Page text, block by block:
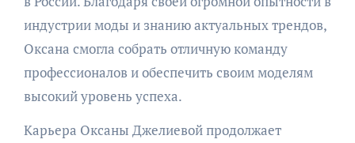
индустрии моды и знанию актуальных трендов,
Оксана смогла собрать отличную команду
профессионалов и обеспечить своим моделям
высокий уровень успеха.
Карьера Оксаны Джелиевой продолжает